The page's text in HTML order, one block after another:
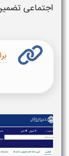
اجتماعی